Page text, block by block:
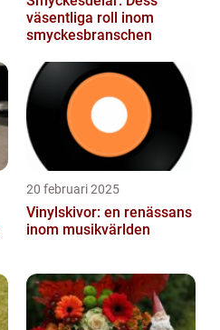
väsentliga roll inom
smyckesbranschen
20 februari 2025
Vinylskivor: en renässans
inom musikvärlden